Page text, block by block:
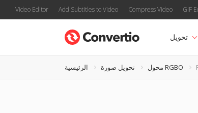
Video Editor Add Subtitles to Video Compress Video GIF
تحويل
الرئيسية تحويل صورة محول RGBO